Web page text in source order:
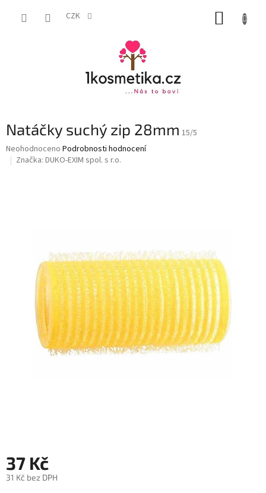
CZK
Natáčky suchý zip 28mm 15/5
Průměrné
hodnocení
Neohodnoceno Podrobnosti hodnocení
Značka: DUKO-EXIM spol. s r.o.
37 Kč
31 Kč bez DPH